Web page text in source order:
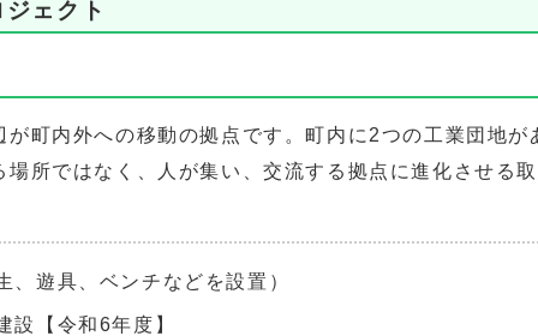
ェクト
町内外への移動の拠点です。町内に2つの工業団地が
所ではなく、人が集い、交流する拠点に進化させる
遊具、ベンチなどを設置）
設【令和6年度】